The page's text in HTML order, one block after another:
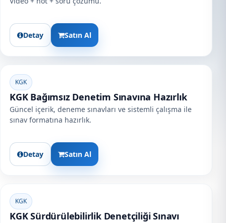
Detay Satın Al
KGK
KGK Bağımsız Denetim Sınavına Hazırlık
Güncel içerik, deneme sınavları ve sistemli çalışma ile
sınav formatına hazırlık.
Detay Satın Al
KGK
KGK Sürdürülebilirlik Denetçiliği Sınavı